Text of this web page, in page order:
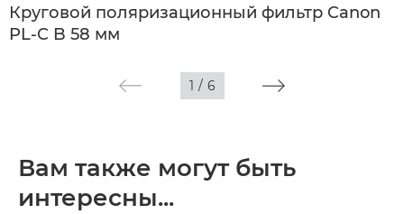
Круговой поляризационный фильтр Canon
PL-C B 58 мм
1 / 6
Вам также могут быть
интересны...